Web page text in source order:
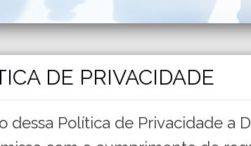
DE PRIVACIDADE
dessa Política de Privacidade a